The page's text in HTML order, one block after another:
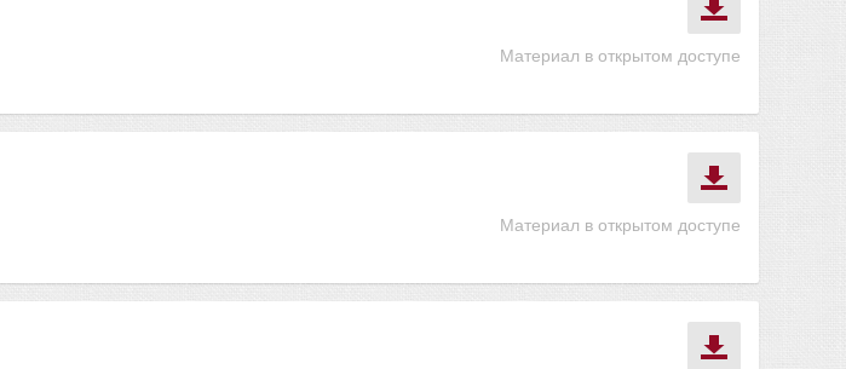
Материал в открытом доступе
Материал в открытом доступе